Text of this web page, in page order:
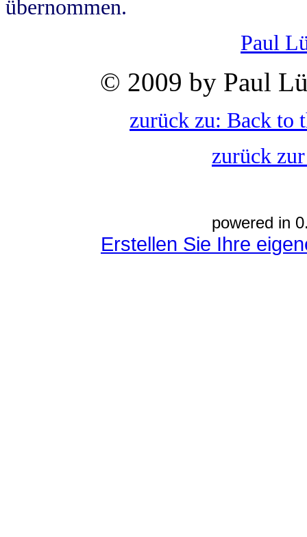
übernommen.
Paul
© 2009 by Paul
zurück zu: Back to
zurück
powered in
Erstellen Sie Ihre